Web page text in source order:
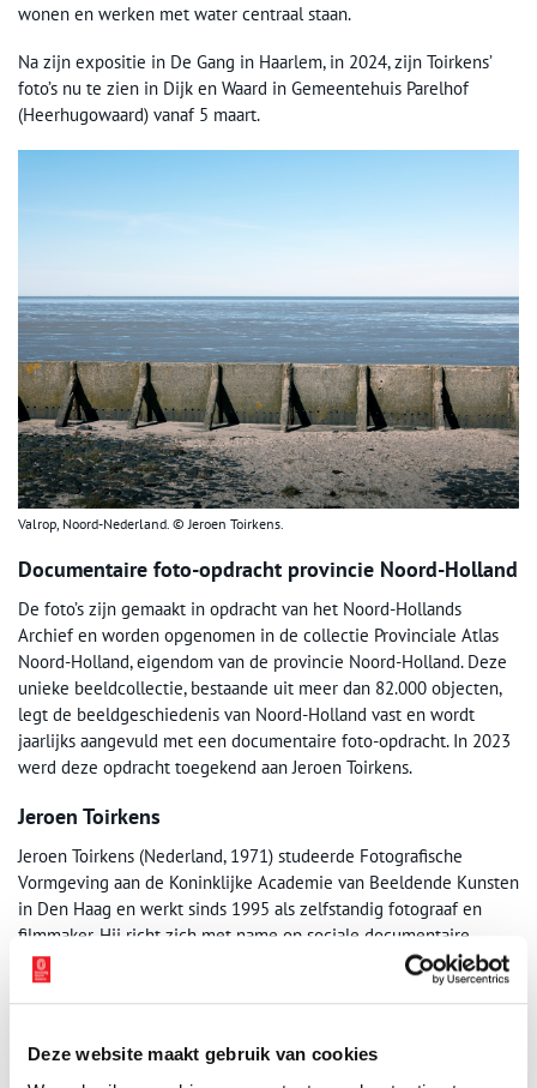
Deze website maakt gebruik van cookies
wonen en werken met water centraal staan.
Na zijn expositie in De Gang in Haarlem, in 2024, zijn Toirkens’
foto’s nu te zien in Dijk en Waard in Gemeentehuis Parelhof
(Heerhugowaard) vanaf 5 maart.
Valrop, Noord-Nederland. © Jeroen Toirkens.
Documentaire foto-opdracht provincie Noord-Holland
De foto’s zijn gemaakt in opdracht van het Noord-Hollands
Archief en worden opgenomen in de collectie Provinciale Atlas
Noord-Holland, eigendom van de provincie Noord-Holland. Deze
unieke beeldcollectie, bestaande uit meer dan 82.000 objecten,
legt de beeldgeschiedenis van Noord-Holland vast en wordt
jaarlijks aangevuld met een documentaire foto-opdracht. In 2023
werd deze opdracht toegekend aan Jeroen Toirkens.
Jeroen Toirkens
Jeroen Toirkens (Nederland, 1971) studeerde Fotografische
Vormgeving aan de Koninklijke Academie van Beeldende Kunsten
in Den Haag en werkt sinds 1995 als zelfstandig fotograaf en
filmmaker. Hij richt zich met name op sociale documentaire
fotografie en “slow-journalism”.
Bron:Noord-Hollands ArchiefenProvincie Noord-Holland
Publicatiedatum: 18/03/2025